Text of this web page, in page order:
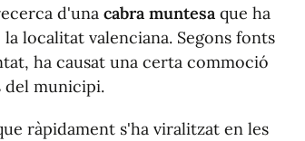
d'una cabra muntesa que ha
localitat valenciana. Segons fonts
ha causat una certa commoció
del municipi.
ràpidament s'ha viralitzat en les